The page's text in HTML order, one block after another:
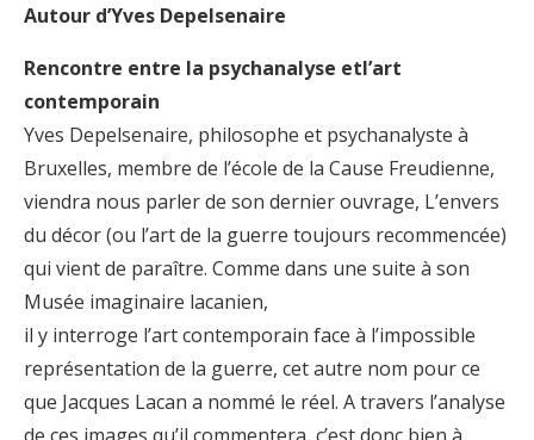
Autour d’Yves Depelsenaire
Rencontre entre la psychanalyse etl’art
contemporain
Yves Depelsenaire, philosophe et psychanalyste à
Bruxelles, membre de l’école de la Cause Freudienne,
viendra nous parler de son dernier ouvrage, L’envers
du décor (ou l’art de la guerre toujours recommencée)
qui vient de paraître. Comme dans une suite à son
Musée imaginaire lacanien,
il y interroge l’art contemporain face à l’impossible
représentation de la guerre, cet autre nom pour ce
que Jacques Lacan a nommé le réel. A travers l’analyse